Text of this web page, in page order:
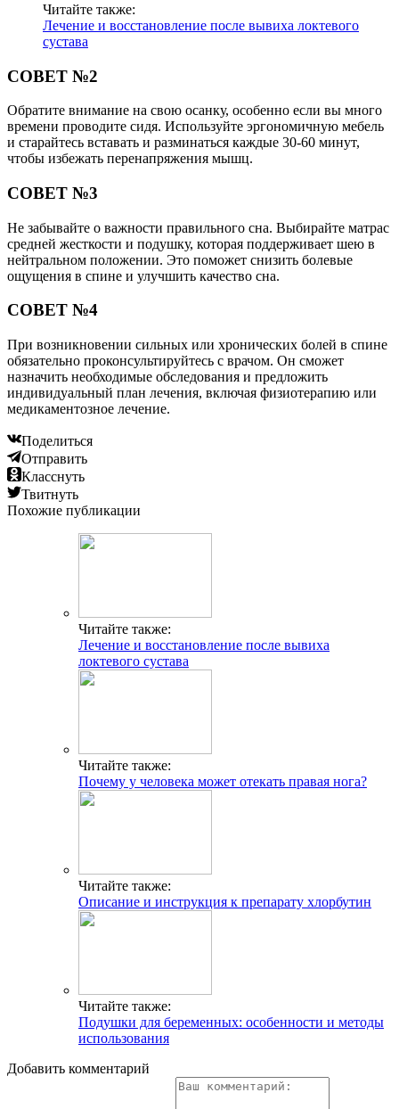
Читайте также:
Лечение и восстановление после вывиха локтевого
сустава
СОВЕТ №2
Обратите внимание на свою осанку, особенно если вы много
времени проводите сидя. Используйте эргономичную мебель
и старайтесь вставать и разминаться каждые 30-60 минут,
чтобы избежать перенапряжения мышц.
СОВЕТ №3
Не забывайте о важности правильного сна. Выбирайте матрас
средней жесткости и подушку, которая поддерживает шею в
нейтральном положении. Это поможет снизить болевые
ощущения в спине и улучшить качество сна.
СОВЕТ №4
При возникновении сильных или хронических болей в спине
обязательно проконсультируйтесь с врачом. Он сможет
назначить необходимые обследования и предложить
индивидуальный план лечения, включая физиотерапию или
медикаментозное лечение.
Поделиться
Отправить
Класснуть
Твитнуть
Похожие публикации
Читайте также:
Лечение и восстановление после вывиха
локтевого сустава
Читайте также:
Почему у человека может отекать правая нога?
Читайте также:
Описание и инструкция к препарату хлорбутин
Читайте также:
Подушки для беременных: особенности и методы
использования
Добавить комментарий